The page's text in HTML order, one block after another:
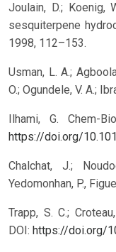
Joulain, D.;
sesquiterpene
1998, 112–153.
Usman, L. A.;
O.; Ogundele, V. A.;
Ilhami, G. Chem-
https://doi.org/
Chalchat, J.;
Yedomonhan, P.,
Trapp, S. C.;
DOI: https://doi.org/